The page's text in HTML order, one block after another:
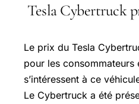
Tesla Cybertruck
Le prix du Tesla
pour les consommateurs
s’intéressent à ce
Le Cybertruck a été